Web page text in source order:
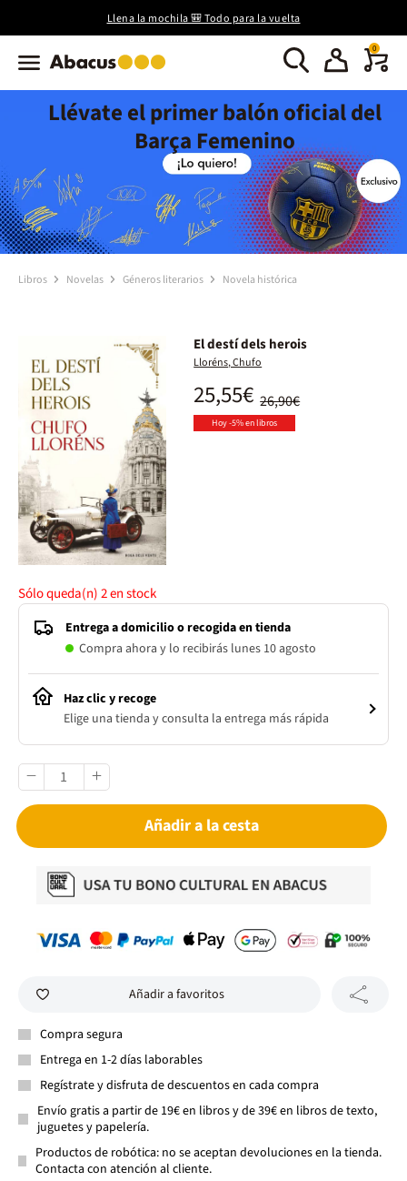
Llena la mochila 🎒 Todo para la vuelta
0
Llévate el primer balón oficial del
Barça Femenino
Libros Novelas Géneros literarios Novela histórica
El destí dels herois
Lloréns, Chufo
26,90€
25,55€
Hoy -5% en libros
Sólo queda(n)2en stock
Entrega a domicilio o recogida en tienda
Compra ahora y lo recibirás lunes 10 agosto
Haz clic y recoge
Elige una tienda y consulta la entrega más rápida
Añadir a la cesta
Añadir a favoritos
Compra segura
Entrega en 1-2 días laborables
Regístrate y disfruta de descuentos en cada compra
Envío gratis a partir de 19€ en libros y de 39€ en libros de texto,
juguetes y papelería.
Productos de robótica: no se aceptan devoluciones en la tienda.
Contacta con atención al cliente.